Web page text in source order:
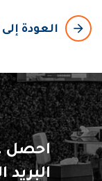
arrow_backward
العودة
احصل
البريد